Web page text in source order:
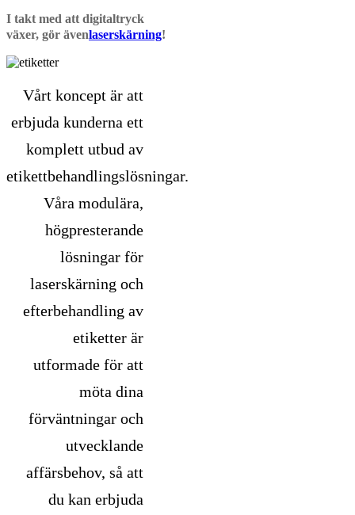
I takt med att digitaltryck
växer, gör ävenlaserskärning!
Vårt koncept är att
erbjuda kunderna ett
komplett utbud av
etikettbehandlingslösningar.
Våra modulära,
högpresterande
lösningar för
laserskärning och
efterbehandling av
etiketter är
utformade för att
möta dina
förväntningar och
utvecklande
affärsbehov, så att
du kan erbjuda